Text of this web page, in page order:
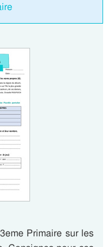
Primaire sur les